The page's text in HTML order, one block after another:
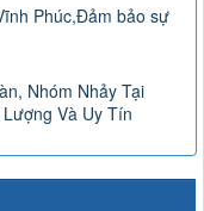
Phúc,Đảm bảo sự
Nhóm Nhảy Tại
Và Uy Tín